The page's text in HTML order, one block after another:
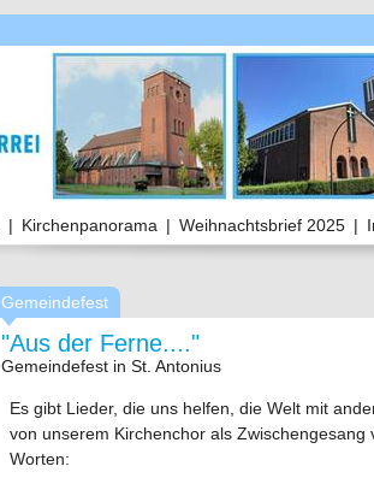
| Kirchenpanorama | Weihnachtsbrief 2025 |
Gemeindefest
"Aus der Ferne...."
Gemeindefest in St. Antonius
Es gibt Lieder, die uns helfen, die Welt mit
von unserem Kirchenchor als
Worten: